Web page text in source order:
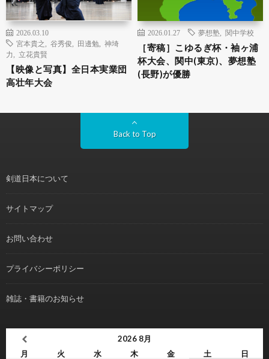
2026.03.10
宮本貴之
谷秀俊 田邊勉
神埼
力
立花貴賢
【映像と写真】全日本実業団
高壮年大会
2026.01.27 夢想塾 関中学校
［寄稿］こゆるぎ杯・袖ヶ浦
杯大会、関中(東京)、夢想塾
(長野)が優勝
Back to Top
剣道日本について
サイトマップ
お問い合わせ
プライバシーポリシー
雑誌・書籍のお知らせ
2026 8月
月
火 水 木 金 土
日